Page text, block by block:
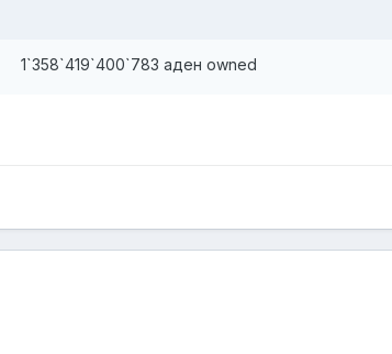
1`358`419`400`783 аден owned